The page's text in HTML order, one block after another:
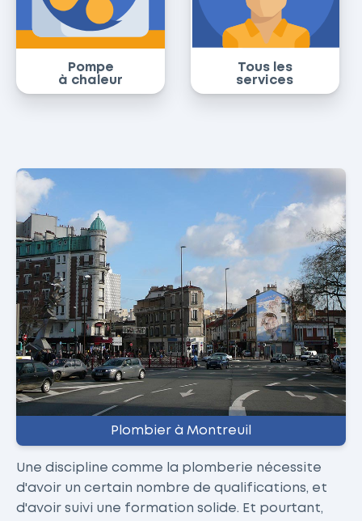
Pompe
à chaleur
Tous les
services
Plombier à Montreuil
Une discipline comme la plomberie nécessite
d'avoir un certain nombre de qualifications, et
d'avoir suivi une formation solide. Et pourtant,